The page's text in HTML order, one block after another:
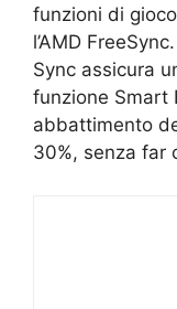
funzioni di
l’AMD
Sync assicura
funzione Smart
abbattimento
30%, senza far